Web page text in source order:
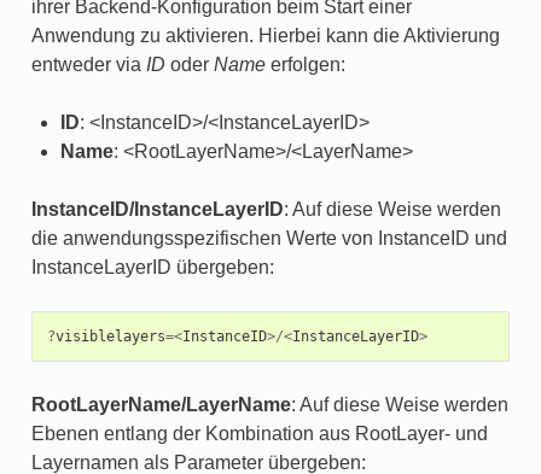
ihrer Backend-Konfiguration beim Start einer
Anwendung zu aktivieren. Hierbei kann die Aktivierung
entweder via ID oder Nameerfolgen:
ID: <InstanceID>/<InstanceLayerID>
Name: <RootLayerName>/<LayerName>
InstanceID/InstanceLayerID: Auf diese Weise werden
die anwendungsspezifischen Werte von InstanceID und
InstanceLayerID übergeben:
?visiblelayers=<InstanceID>/<InstanceLayerID>
RootLayerName/LayerName: Auf diese Weise werden
Ebenen entlang der Kombination aus RootLayer- und
Layernamen als Parameter übergeben: